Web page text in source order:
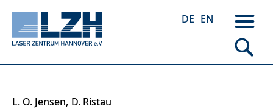
Direkt
DE EN
L. O. Jensen D. Ristau